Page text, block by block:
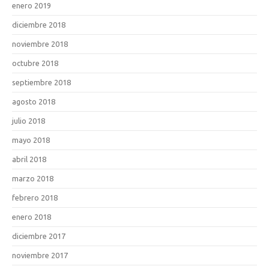
enero 2019
diciembre 2018
noviembre 2018
octubre 2018
septiembre 2018
agosto 2018
julio 2018
mayo 2018
abril 2018
marzo 2018
febrero 2018
enero 2018
diciembre 2017
noviembre 2017